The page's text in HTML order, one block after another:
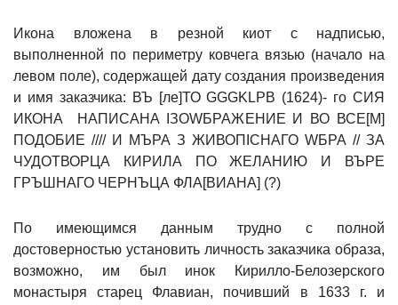
Икона вложена в резной киот с надписью,
выполненной по периметру ковчега вязью (начало на
левом поле), содержащей дату создания произведения
и имя заказчика: ВЪ [ле]ТО GGGKLPB (1624)- го СИЯ
ИКОНА НАПИСАНА IЗОWБРАЖЕНИЕ И ВО ВСЕ[М]
ПОДОБИЕ //// И МЪРА З ЖИВОПIСНАГО WБРА // ЗА
ЧУДОТВОРЦА КИРИЛА ПО ЖЕЛАНИЮ И ВЪРЕ
ГРЪШНАГО ЧЕРНЪЦА ФЛА[ВИАНА] (?)
По имеющимся данным трудно с полной
достоверностью установить личность заказчика образа,
возможно, им был инок Кирилло-Белозерского
монастыря старец Флавиан, почивший в 1633 г. и